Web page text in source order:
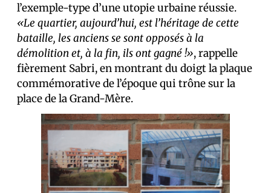
l’exemple-type d’une utopie urbaine réussie.
«Le quartier, aujourd’hui, est l’héritage de cette
bataille, les anciens se sont opposés à la
démolition et, à la fin, ils ont gagné !», rappelle
fièrement Sabri, en montrant du doigt la plaque
commémorative de l’époque qui trône sur la
place de la Grand-Mère.